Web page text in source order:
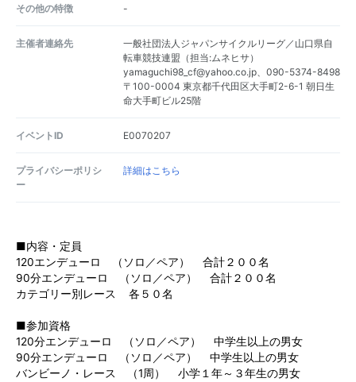
その他の特徴 -
主催者連絡先
一般社団法人ジャパンサイクルリーグ／山口県自
転車競技連盟（担当:ムネヒサ）
yamaguchi98_cf@yahoo.co.jp、090-5374-8498
〒100-0004 東京都千代田区大手町2-6-1 朝日生
命大手町ビル25階
イベントID E0070207
プライバシーポリシ
ー
詳細はこちら
■内容・定員
120エンデューロ （ソロ／ペア） 合計２００名
90分エンデューロ （ソロ／ペア） 合計２００名
カテゴリー別レース 各５０名
■参加資格
120分エンデューロ （ソロ／ペア） 中学生以上の男女
90分エンデューロ （ソロ／ペア） 中学生以上の男女
バンビーノ・レース （1周） 小学１年～３年生の男女